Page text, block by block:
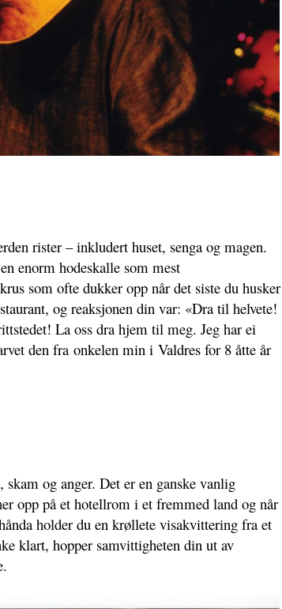
rister – inkludert huset, senga og magen.
enorm hodeskalle som mest
som ofte dukker opp når det siste du husker
og reaksjonen din var: «Dra til helvete!
La oss dra hjem til meg. Jeg har ei
den fra onkelen min i Valdres for 8 åtte år
og anger. Det er en ganske vanlig
opp på et hotellrom i et fremmed land og når
holder du en krøllete visakvittering fra et
klart, hopper samvittigheten din ut av